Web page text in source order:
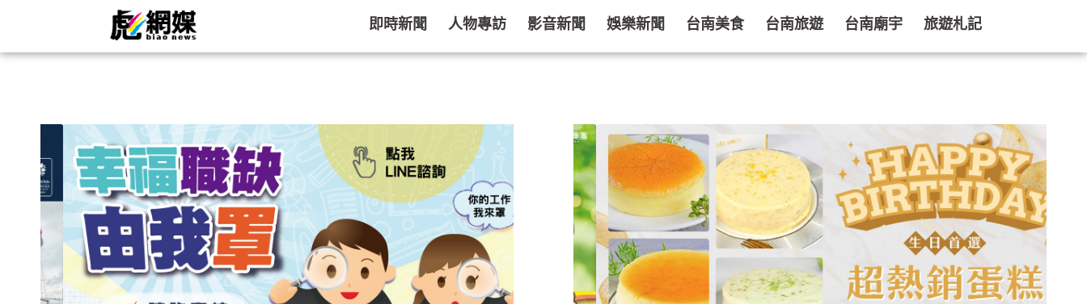
即時新聞 人物專訪 影音新聞 娛樂新聞 台南美食 台南旅遊 台南廟宇 旅遊札記